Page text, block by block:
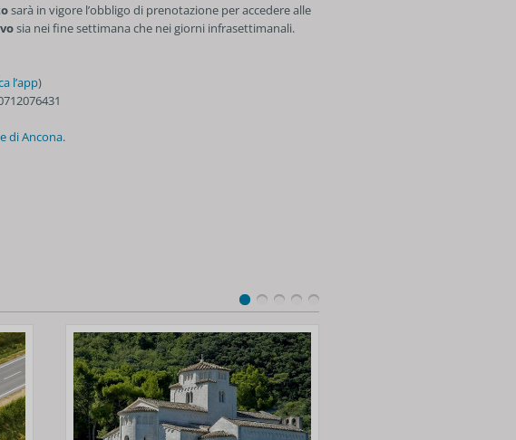
sarà in vigore l’obbligo di prenotazione per accedere alle
sia nei fine settimana che nei giorni infrasettimanali.
l’app)
di Ancona.